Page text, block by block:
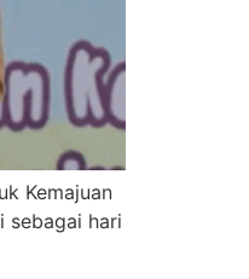
Kemajuan
sebagai hari